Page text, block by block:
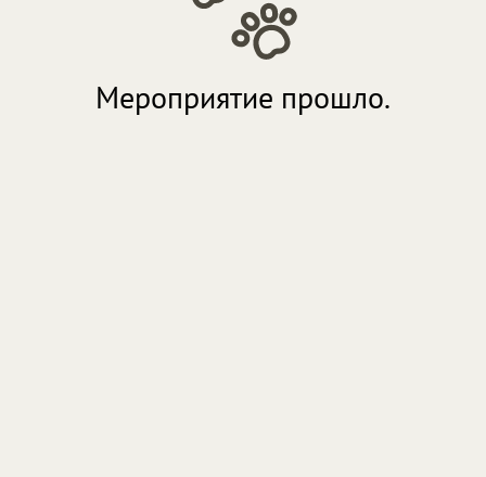
Мероприятие прошло.